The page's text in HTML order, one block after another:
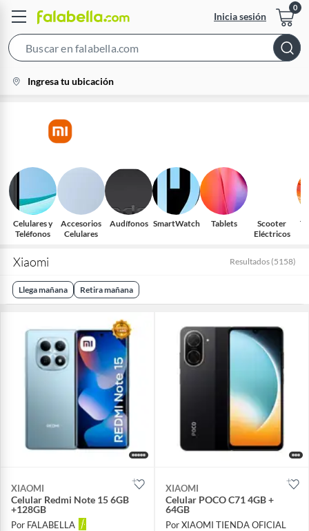
Inicia sesión
Bar
location-
icon
Ingresa tu ubicación
Celulares y
Teléfonos
Accesorios
Celulares
Audífonos SmartWatch Tablets
Scooter
Eléctricos
Xiaomi Resultados (5158)
Llega mañana Retira mañana
XIAOMI
Celular Redmi Note 15 6GB
+128GB
Por FALABELLA
XIAOMI
Celular POCO C71 4GB +
64GB
Por XIAOMI TIENDA OFICIAL